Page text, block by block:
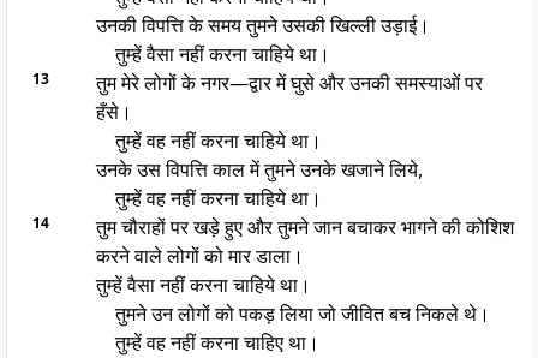
उनकी विपत्ति के समय तुमने उसकी खिल्ली उड़ाई।
तुम्हें वैसा नहीं करना चाहिये था।
13
तुम मेरे लोगों के नगर—द्वार में घुसे और उनकी समस्याओं पर
हँसे।
तुम्हें वह नहीं करना चाहिये था।
उनके उस विपत्ति काल में तुमने उनके खजाने लिये,
तुम्हें वह नहीं करना चाहिये था।
14
तुम चौराहों पर खड़े हुए और तुमने जान बचाकर भागने की कोशिश
करने वाले लोगों को मार डाला।
तुम्हें वैसा नहीं करना चाहिये था।
तुमने उन लोगों को पकड़ लिया जो जीवित बच निकले थे।
तुम्हें वह नहीं करना चाहिए था।